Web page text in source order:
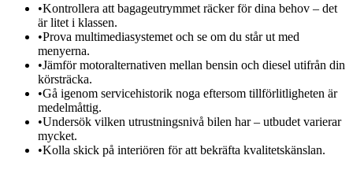
•Kontrollera att bagageutrymmet räcker för dina behov – det
är litet i klassen.
•Prova multimediasystemet och se om du står ut med
menyerna.
•Jämför motoralternativen mellan bensin och diesel utifrån din
körsträcka.
•Gå igenom servicehistorik noga eftersom tillförlitligheten är
medelmåttig.
•Undersök vilken utrustningsnivå bilen har – utbudet varierar
mycket.
•Kolla skick på interiören för att bekräfta kvalitetskänslan.